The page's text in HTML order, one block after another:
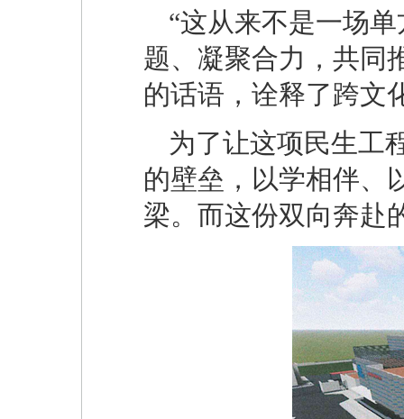
“这从来不是一场
题、凝聚合力，共同
的话语，诠释了跨文
为了让这项民生工
的壁垒，以学相伴、
梁。而这份双向奔赴